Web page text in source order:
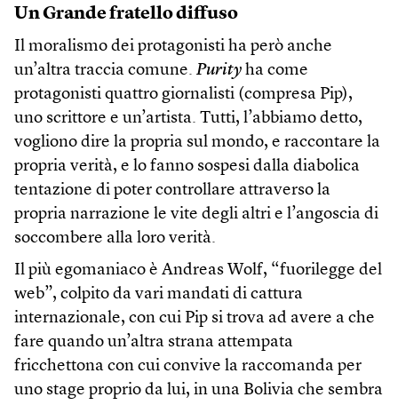
Un Grande fratello diffuso
Il moralismo dei protagonisti ha però anche
un’altra traccia comune. Purity ha come
protagonisti quattro giornalisti (compresa Pip),
uno scrittore e un’artista. Tutti, l’abbiamo detto,
vogliono dire la propria sul mondo, e raccontare la
propria verità, e lo fanno sospesi dalla diabolica
tentazione di poter controllare attraverso la
propria narrazione le vite degli altri e l’angoscia di
soccombere alla loro verità.
Il più egomaniaco è Andreas Wolf, “fuorilegge del
web”, colpito da vari mandati di cattura
internazionale, con cui Pip si trova ad avere a che
fare quando un’altra strana attempata
fricchettona con cui convive la raccomanda per
uno stage proprio da lui, in una Bolivia che sembra